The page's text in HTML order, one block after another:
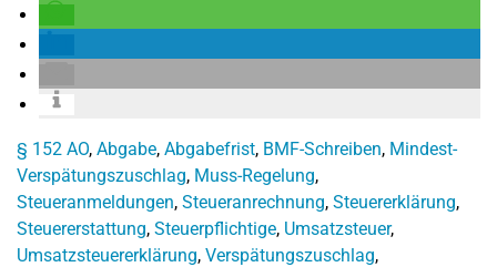
§ 152 AO, Abgabe, Abgabefrist, BMF-Schreiben, Mindest-
Verspätungszuschlag, Muss-Regelung,
Steueranmeldungen, Steueranrechnung, Steuererklärung,
Steuererstattung, Steuerpflichtige, Umsatzsteuer,
Umsatzsteuererklärung, Verspätungszuschlag,